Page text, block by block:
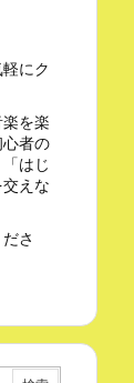
にク
を楽
心者の
はじ
えな
さ